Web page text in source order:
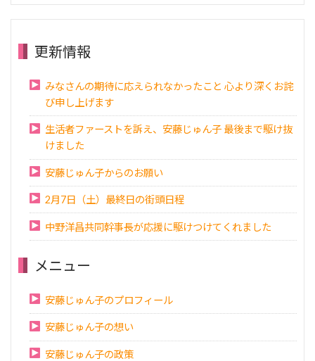
更新情報
みなさんの期待に応えられなかったこと 心より深くお詫
び申し上げます
生活者ファーストを訴え、安藤じゅん子 最後まで駆け抜
けました
安藤じゅん子からのお願い
2月7日（土）最終日の街頭日程
中野洋昌共同幹事長が応援に駆けつけてくれました
メニュー
安藤じゅん子のプロフィール
安藤じゅん子の想い
安藤じゅん子の政策